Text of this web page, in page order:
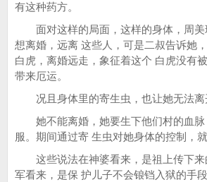
有这种药方。
面对这样的局面，这样的身体，周美
想离婚，远离 这些人，可是二叔告诉她
白虎，离婚远走，象征着这个 白虎没有
带来厄运。
况且身体里的寄生虫，也让她无法离
她不能离婚，她要生下他们村的血脉
服。期间通过寄 生虫对她身体的控制，
这些说法在神婆看来，是祖上传下来
军看来，是保 护儿子不会锒铛入狱的手